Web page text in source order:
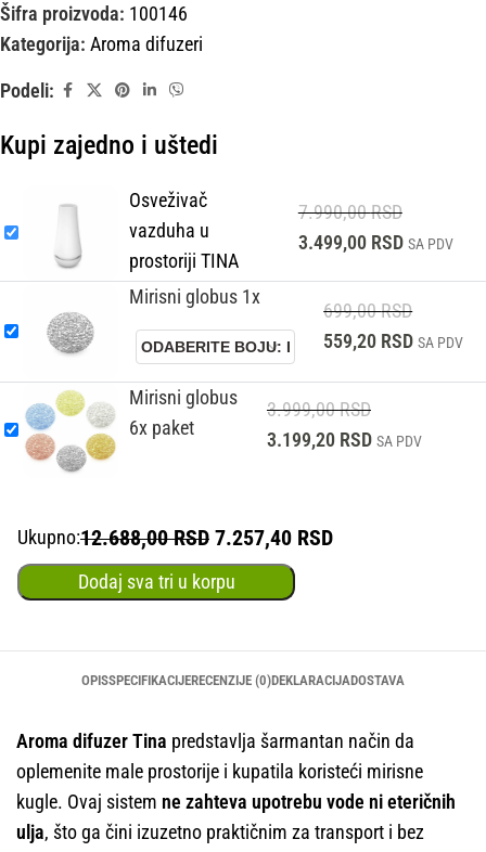
Šifra proizvoda: 100146
Kategorija: Aroma difuzeri
Podeli:
Kupi zajedno i uštedi
Osveživač
vazduha u
prostoriji TINA
7.990,00RSD
3.499,00 RSD SA PDV
Mirisni globus 1x
699,00RSD
559,20 RSD SA PDV
Mirisni globus
6x paket
3.999,00RSD
3.199,20 RSD SA PDV
Ukupno:12.688,00 RSD 7.257,40 RSD
Dodaj sva tri u korpu
OPISSPECIFIKACIJERECENZIJE (0)DEKLARACIJADOSTAVA
Aroma difuzer Tina predstavlja šarmantan način da
oplemenite male prostorije i kupatila koristeći mirisne
kugle. Ovaj sistem ne zahteva upotrebu vode ni eteričnih
ulja, što ga čini izuzetno praktičnim za transport i bez